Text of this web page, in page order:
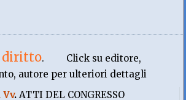
diritto.
Click su editore,
autore per ulteriori dettagli
Vv.ATTI DEL CONGRESSO